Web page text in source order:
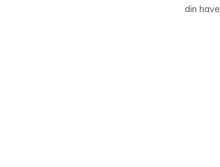
din have